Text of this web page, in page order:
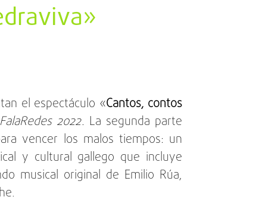
el espectáculo «Cantos, contos
FalaRedes 2022. La segunda parte
vencer los malos tiempos: un
y cultural gallego que incluye
musical original de Emilio Rúa,